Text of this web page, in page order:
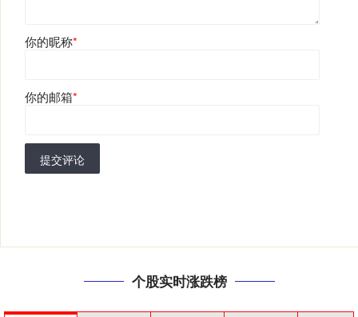
你的昵称*
你的邮箱*
提交评论
个股实时涨跌榜